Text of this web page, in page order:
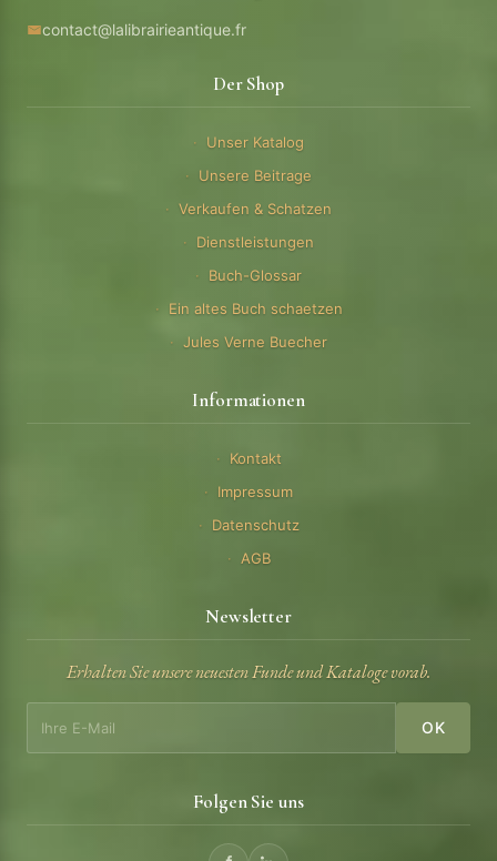
contact@lalibrairieantique.fr
Der Shop
Unser Katalog
Unsere Beitrage
Verkaufen & Schatzen
Dienstleistungen
Buch-Glossar
Ein altes Buch schaetzen
Jules Verne Buecher
Informationen
Kontakt
Impressum
Datenschutz
AGB
Newsletter
Erhalten Sie unsere neuesten Funde und Kataloge vorab.
OK
Folgen Sie uns